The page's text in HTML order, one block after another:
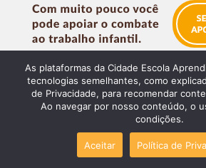
As plataformas da Cidade Escola
tecnologias semelhantes, como
de Privacidade, para recomendar
Ao navegar por nosso conteúdo, o
condições.
Aceitar Política de